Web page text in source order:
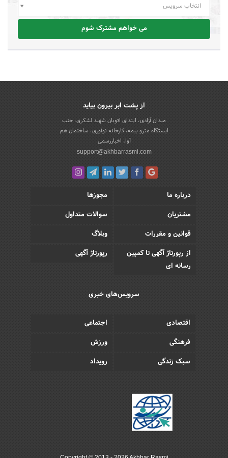
انتخاب سرویس
می خواهم مشترک شوم
از پشت ابر بیرون بیاید
میدان آزادی، ابتدای اتوبان شهید لشکری، جنب
ایستگاه مترو بیمه، کارخانه نوآوری، ساختمان هم
آوا، اخباررسمی
support@akhbarrasmi.com
درباره ما
مجوزها
مشتریان
سوالات متداول
قوانین و مقررات
وبلاگ
از رپورتاژ آگهی تا کمپین
رسانه ای
رپورتاژ آگهی
سرویس‌های خبری
اقتصادی
اجتماعی
فرهنگی
ورزش
سبک زندگی
رویداد